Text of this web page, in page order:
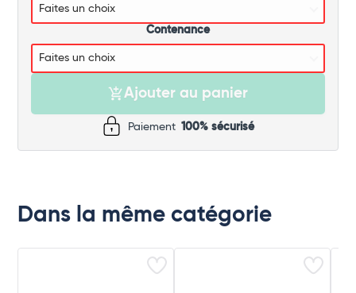
Contenance
Ajouter au panier
Paiement 100% sécurisé
Dans la même catégorie